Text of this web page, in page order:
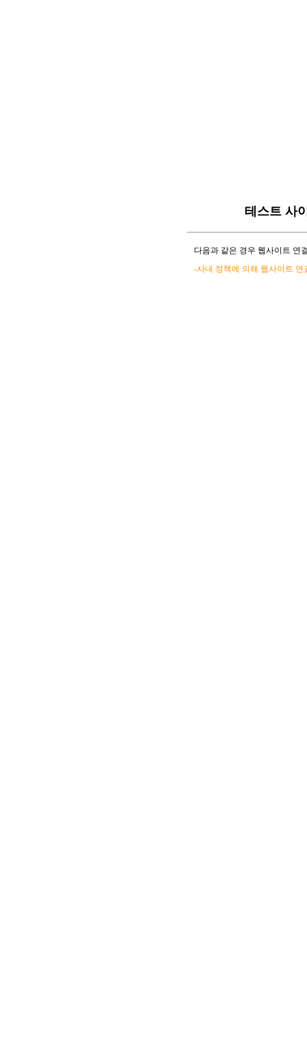
테스트 사
다음과 같은 경우 웹사이트 연
-사내 정책에 의해 웹사이트